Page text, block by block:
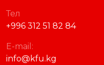
Тел
+996 312 51 82 84
E-mail:
info@kfu.kg